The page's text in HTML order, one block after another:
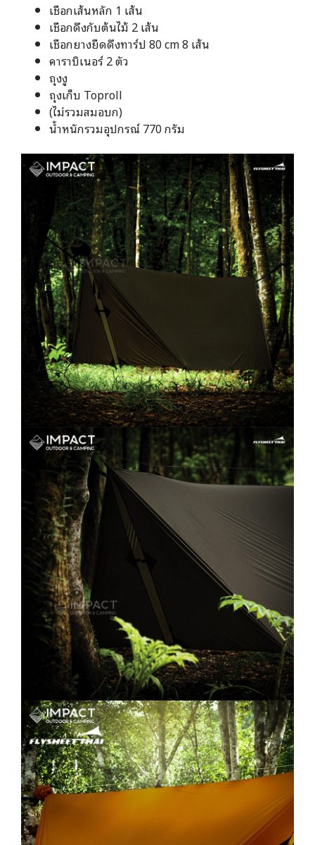
เชือกเส้นหลัก 1 เส้น
เชือกดึงกับต้นไม้ 2 เส้น
เชือกยางยืดดึงทาร์ป 80 cm 8 เส้น
คาราบิเนอร์ 2 ตัว
ถุงงู
ถุงเก็บ Toproll
(ไม่รวมสมอบก)
น้ำหนักรวมอุปกรณ์ 770 กรัม